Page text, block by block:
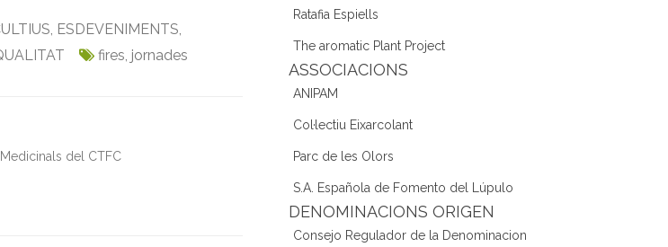
, ESDEVENIMENTS,
fires, jornades
del CTFC
Ratafia Espiells
The aromatic Plant Project
ASSOCIACIONS
ANIPAM
Col·lectiu Eixarcolant
Parc de les Olors
S.A. Española de Fomento del Lúpulo
DENOMINACIONS ORIGEN
Consejo Regulador de la Denominacion